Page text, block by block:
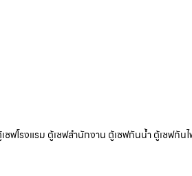
ฟโรงแรม ตู้เซฟสำนักงาน ตู้เซฟกันน้ำ ตู้เซฟกัน